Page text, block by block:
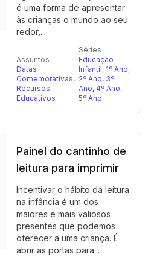
é uma forma de apresentar
às crianças o mundo ao seu
redor,...
Assuntos
Datas
Comemorativas,
Recursos
Educativos
Séries
Educação
Infantil, 1º Ano,
2º Ano, 3º
Ano, 4º Ano,
5º Ano
Painel do cantinho de
leitura para imprimir
Incentivar o hábito da leitura
na infância é um dos
maiores e mais valiosos
presentes que podemos
oferecer a uma criança. É
abrir as portas para...